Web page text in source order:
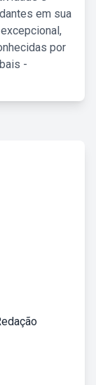
em sua
por
-